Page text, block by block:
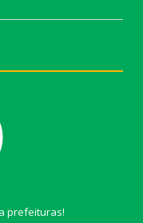
prefeituras!